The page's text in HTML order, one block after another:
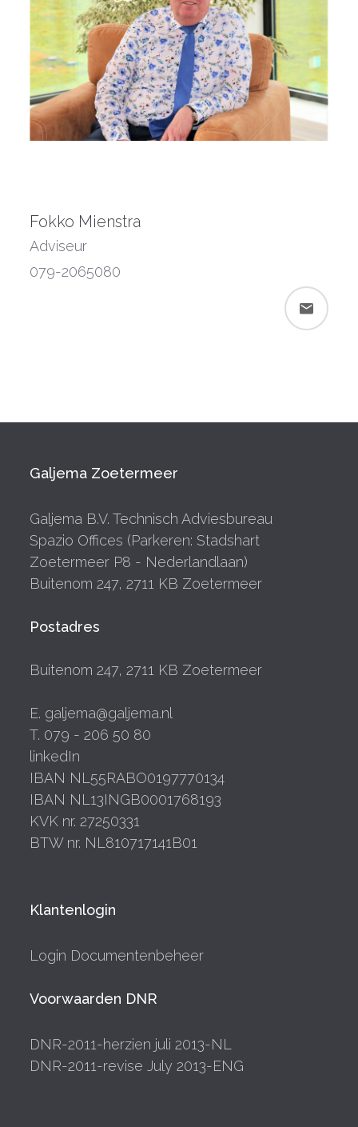
Fokko Mienstra
Adviseur
079-2065080
Galjema Zoetermeer
Galjema B.V. Technisch Adviesbureau
Spazio Offices (Parkeren: Stadshart
Zoetermeer P8 - Nederlandlaan)
Buitenom 247, 2711 KB Zoetermeer
Postadres
Buitenom 247, 2711 KB Zoetermeer
E. galjema@galjema.nl
T. 079 - 206 50 80
linkedIn
IBAN NL55RABO0197770134
IBAN NL13INGB0001768193
KVK nr. 27250331
BTW nr. NL810717141B01
Klantenlogin
Login Documentenbeheer
Voorwaarden DNR
DNR-2011-herzien juli 2013-NL
DNR-2011-revise July 2013-ENG